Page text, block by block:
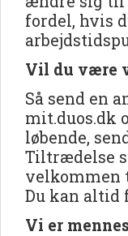
fordel, hvis
Vil du være
Så send en
mit.duos.dk
løbende,
Tiltrædelse
velkommen
Du kan altid
Vi er